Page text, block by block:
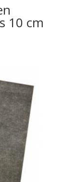
10 cm